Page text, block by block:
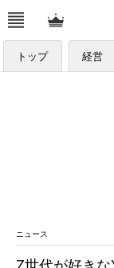
トップ 経営
ニュース